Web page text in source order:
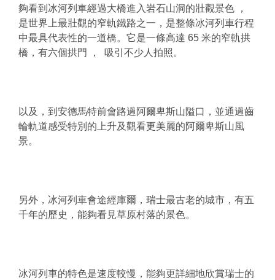
夠看到冰河列車經過大橋進入岩石山洞的壯觀景色 ，
是世界上最壯觀的窄軌鐵路之一，是整條冰河列車行程
中最具代表性的一道橋。它是一條高達 65 米的窄軌拱
橋，有六個拱門 ， 吸引不少人拍照。
以及，到安德馬特前會路過阿爾卑斯山隘口，並通過齒
輪軌道感受特別的上升及觀看更美麗的阿爾卑斯山風
景。
另外，冰河列車會途經庫爾，瑞士最古老的城市，有五
千年的歷史，能夠看見草原村落的景色。
冰河列車的特色是速度較慢，能夠更詳細地欣賞瑞士的